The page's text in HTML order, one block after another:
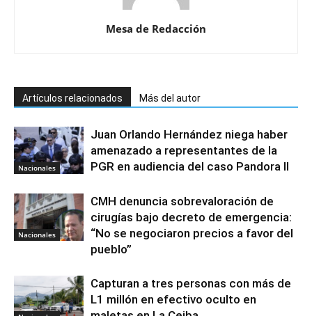
Mesa de Redacción
Artículos relacionados Más del autor
Nacionales
Juan Orlando Hernández niega haber
amenazado a representantes de la
PGR en audiencia del caso Pandora II
Nacionales
CMH denuncia sobrevaloración de
cirugías bajo decreto de emergencia:
“No se negociaron precios a favor del
pueblo”
Capturan a tres personas con más de
L1 millón en efectivo oculto en